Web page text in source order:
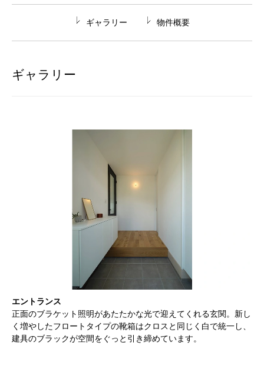
ギャラリー 物件概要
ギャラリー
エントランス
正面のブラケット照明があたたかな光で迎えてくれる玄関。新し
く増やしたフロートタイプの靴箱はクロスと同じく白で統一し、
建具のブラックが空間をぐっと引き締めています。